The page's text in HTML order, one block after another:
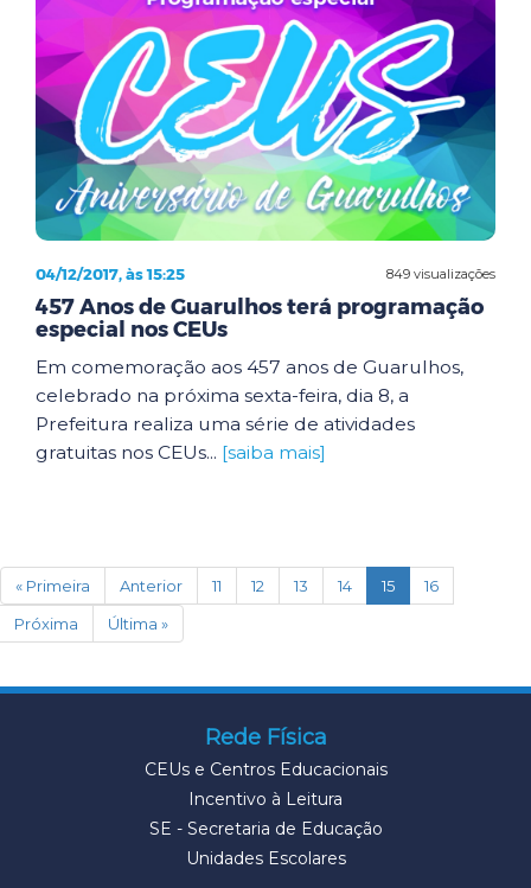
849 visualizações
04/12/2017, às 15:25
457 Anos de Guarulhos terá programação
especial nos CEUs
Em comemoração aos 457 anos de Guarulhos,
celebrado na próxima sexta-feira, dia 8, a
Prefeitura realiza uma série de atividades
gratuitas nos CEUs... [saiba mais]
« Primeira Anterior 11 12 13 14 15(current)
16
Próxima
Última »
Rede Física
CEUs e Centros Educacionais
Incentivo à Leitura
SE - Secretaria de Educação
Unidades Escolares